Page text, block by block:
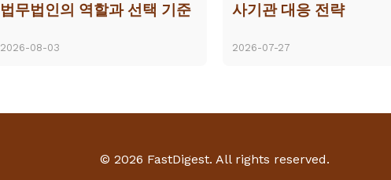
법무법인의 역할과 선택 기준
2026-08-03
사기관 대응 전략
2026-07-27
© 2026 FastDigest. All rights reserved.